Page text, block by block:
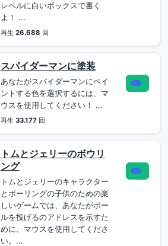
レベルに白いボックスで書く
よ！ ...
再生 26.688 回
スパイダーマンに塗装
あなたがスパイダーマンにペイ
ントする色を選択するには、マ
ウスを使用してください！ ...
再生 33.177回
トムとジェリーのボウリ
ング
トムとジェリーのキャラクター
とボーリングの子供のための楽
しいゲームでは、あなたがボー
ルを投げるのアドレスを示すた
めに、マウスを使用してくださ
い。...